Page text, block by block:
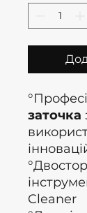
заточка
Cleaner